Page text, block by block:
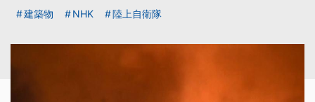
建築物 NHK 陸上自衛隊